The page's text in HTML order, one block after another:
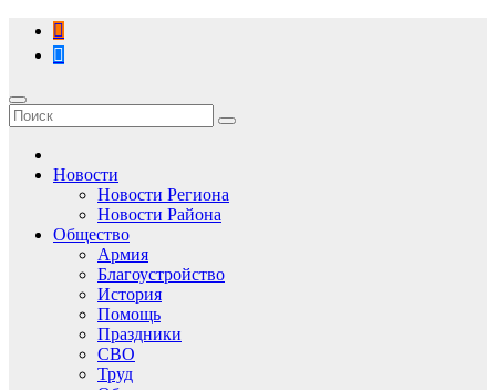
Перейти
содержимому
Новости
Новости Региона
Новости Района
Общество
Армия
Благоустройство
История
Помощь
Праздники
СВО
Труд